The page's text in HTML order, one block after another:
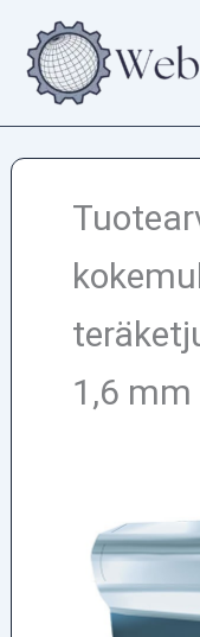
sisältöön
1,6 mm